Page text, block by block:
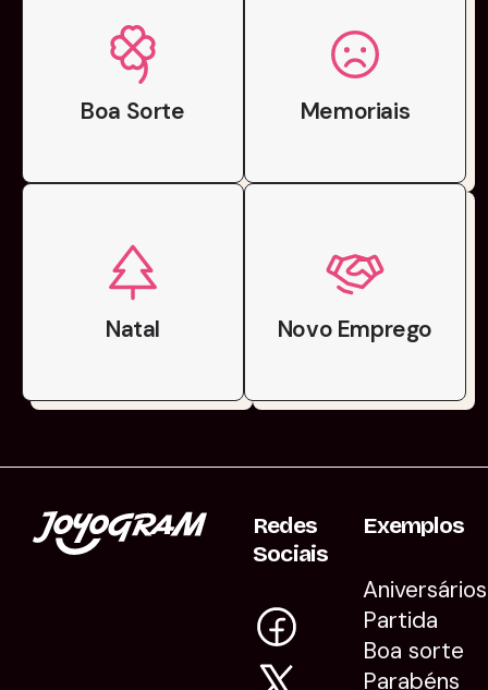
Boa Sorte Memoriais
Natal Novo Emprego
Redes
Sociais
Exemplos
Aniversários
Partida
Boa sorte
Parabéns